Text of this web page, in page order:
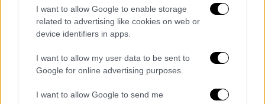
I want to allow Google to enable storage
related to advertising like cookies on web or
device identifiers in apps.
I want to allow my user data to be sent to
Google for online advertising purposes.
I want to allow Google to send me
Το καινούργιο τραγούδι, το οποίο θα
ακουστεί για πρώτη φορά στοεπεισόδιο 25
προστεθεί στο σάουντρακ του «Σασμού», σε
μουσική Νίκου Τερζή και στίχους Γιάννη
Κοτσίρα, με τίτλο «Το δωμάτιο βρίζω». Έχει